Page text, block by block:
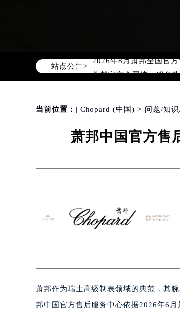
站点公告>
2026年8月萧邦全国官
萧邦官方全国统一服务
北京市东城区东长安街
天津市和平区赤峰道
上海市徐汇区虹桥路3号
徐州市鼓楼区淮海东路
扬州市邗江区国展路29
盐城市盐都区世纪大道5
杭州市上城区钱江路
金华市金东区东市南街
知识/资讯
当前位置： | Chopard (中国) > 问题/知
萧邦中国官方售
萧邦作为瑞士高级制表领域的典范，其
邦中国官方售后服务中心依据2026年6